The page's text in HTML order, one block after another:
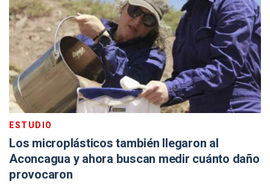
ESTUDIO
Los microplásticos también llegaron al
Aconcagua y ahora buscan medir cuánto daño
provocaron